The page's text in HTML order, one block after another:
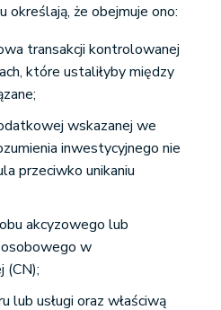
że obejmuje ono:
transakcji kontrolowanej
które ustaliłyby między
wskazanej we
inwestycyjnego nie
przeciwko unikaniu
akcyzowego lub
w
(CN);
lub usługi oraz właściwą